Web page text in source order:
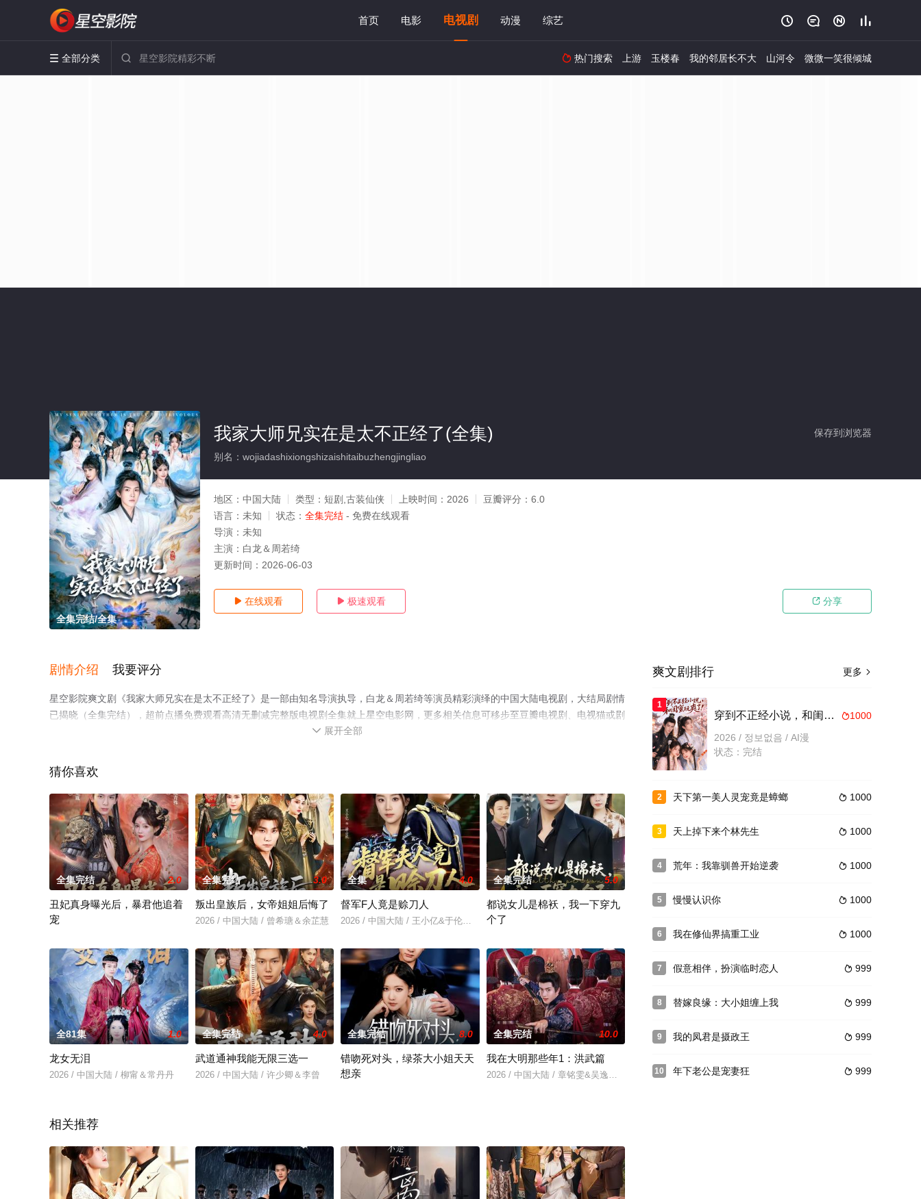
首页 电影 电视剧 动漫 综艺    
 全部分类   热门搜索 上游 玉楼春 我的邻居长不大 山河令 微微一笑很倾城
全集完结/全集
保存到浏览器
我家大师兄实在是太不正经了(全集)
别名：wojiadashixiongshizaishitaibuzhengjingliao
地区： 中国大陆 类型： 短剧,古装仙侠 上映时间： 2026 豆瓣评分： 6.0
语言： 未知 状态： 全集完结 - 免费在线观看
导演： 未知
主演： 白龙＆周若绮
更新时间： 2026-06-03
 在线观看  极速观看  分享
剧情介绍 我要评分
星空影院爽文剧《我家大师兄实在是太不正经了》是一部由知名导演执导，白龙＆周若绮等演员精彩演绎的中国大陆电视剧，大结局剧情
已揭晓（全集完结），超前点播免费观看高清无删减完整版电视剧全集就上星空电影网，更多相关信息可移步至豆瓣电视剧、电视猫或剧
 展开全部
猜你喜欢
全集完结 2.0
丑妃真身曝光后，暴君他追着
宠
全集完结 3.0
叛出皇族后，女帝姐姐后悔了
2026 / 中国大陆 / 曾希瑭＆余芷慧
全集 4.0
督军F人竟是赊刀人
2026 / 中国大陆 / 王小亿&于伦豪&玖月
全集完结 5.0
都说女儿是棉袄，我一下穿九
个了
全81集 1.0
龙女无泪
2026 / 中国大陆 / 柳甯＆常丹丹
全集完结 4.0
武道通神我能无限三选一
2026 / 中国大陆 / 许少卿＆李曾
全集完结 8.0
错吻死对头，绿茶大小姐天天
想亲
全集完结 10.0
我在大明那些年1：洪武篇
2026 / 中国大陆 / 章铭雯&吴逸迦&韩清樾
相关推荐
更多 
爽文剧排行
1
1000
穿到不正经小说，和闺蜜玩爽了
2026 / 정보없음 / AI漫
状态：完结
2  1000
天下第一美人灵宠竟是蟑螂
3  1000
天上掉下来个林先生
4  1000
荒年：我靠驯兽开始逆袭
5  1000
慢慢认识你
6  1000
我在修仙界搞重工业
7  999
假意相伴，扮演临时恋人
8  999
替嫁良缘：大小姐缠上我
9  999
我的凤君是摄政王
10  999
年下老公是宠妻狂